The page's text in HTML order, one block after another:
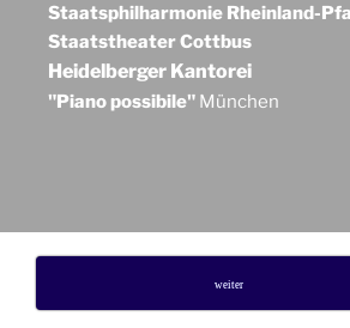
Staatsphilharmonie Rheinland-
Staatstheater Cottbus
Heidelberger Kantorei
"Piano possibile" München
weiter